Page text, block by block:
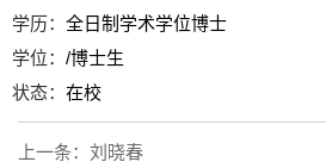
学历：全日制学术学位博士
学位：/博士生
状态：在校
上一条： 刘晓春